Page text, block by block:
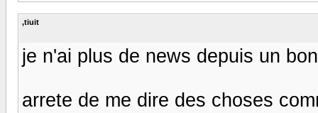
,tiuit
je n'ai plus de news depuis un
arrete de me dire des choses